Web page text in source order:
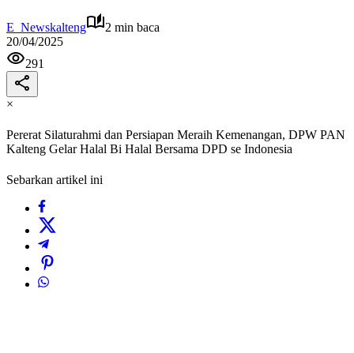
E_Newskalteng
2 min baca
20/04/2025
291
×
Pererat Silaturahmi dan Persiapan Meraih Kemenangan, DPW PAN
Kalteng Gelar Halal Bi Halal Bersama DPD se Indonesia
Sebarkan artikel ini